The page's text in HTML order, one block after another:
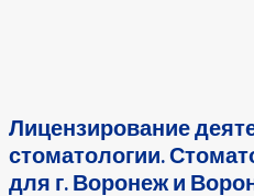
Лицензирование
стоматологии.
для г. Воронеж и